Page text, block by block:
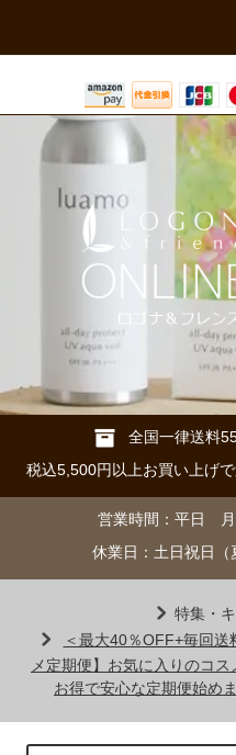
全国一律送料
税込5,500円以上お買い上げ
営業時間：平日
休業日：土日祝日（
特集・
＜最大40％OFF+毎回
メ定期便】お気に入りのコス
お得で安心な定期便始め